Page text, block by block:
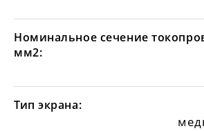
Номинальное сечение
мм2:
Тип экрана: